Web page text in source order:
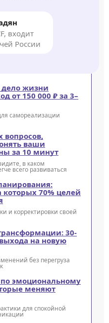
входит
России
дело жизни
от 150 000 ₽ за 3–
самореализации
вопросов,
ваши
за 10 минут
в каком
всего развиваться
которых 70% целей
и корректировки своей
30-
на новую
без перегруза
эмоциональному
меняют
для спокойной